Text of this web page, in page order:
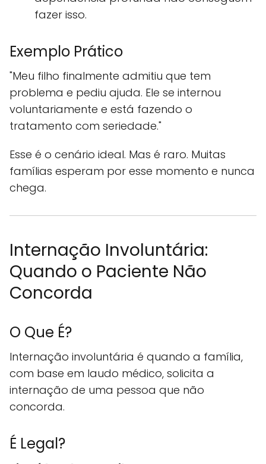
fazer isso.
Exemplo Prático
"Meu filho finalmente admitiu que tem
problema e pediu ajuda. Ele se internou
voluntariamente e está fazendo o
tratamento com seriedade."
Esse é o cenário ideal. Mas é raro. Muitas
famílias esperam por esse momento e nunca
chega.
Internação Involuntária:
Quando o Paciente Não
Concorda
O Que É?
Internação involuntária é quando a família,
com base em laudo médico, solicita a
internação de uma pessoa que não
concorda.
É Legal?